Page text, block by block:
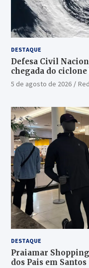
DESTAQUE
Defesa Civil
chegada do ciclone
5 de agosto de 2026
DESTAQUE
Praiamar
dos Pais em Santos